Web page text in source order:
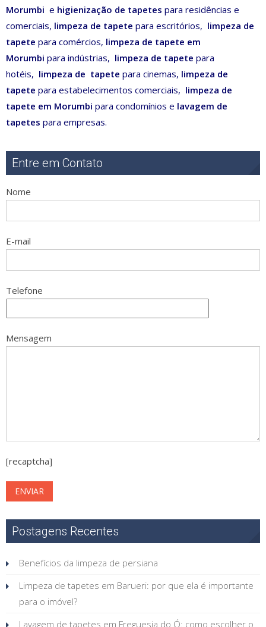
Morumbi e higienização de tapetes para residências e
comerciais, limpeza de tapete para escritórios, limpeza de
tapete para comércios, limpeza de tapete em
Morumbi para indústrias, limpeza de tapete para
hotéis, limpeza de tapete para cinemas, limpeza de
tapete para estabelecimentos comerciais, limpeza de
tapete em Morumbi para condomínios e lavagem de
tapetes para empresas.
Entre em Contato
Nome
E-mail
Telefone
Mensagem
[recaptcha]
Postagens Recentes
Benefícios da limpeza de persiana
Limpeza de tapetes em Barueri: por que ela é importante
para o imóvel?
Lavagem de tapetes em Freguesia do Ó: como escolher o